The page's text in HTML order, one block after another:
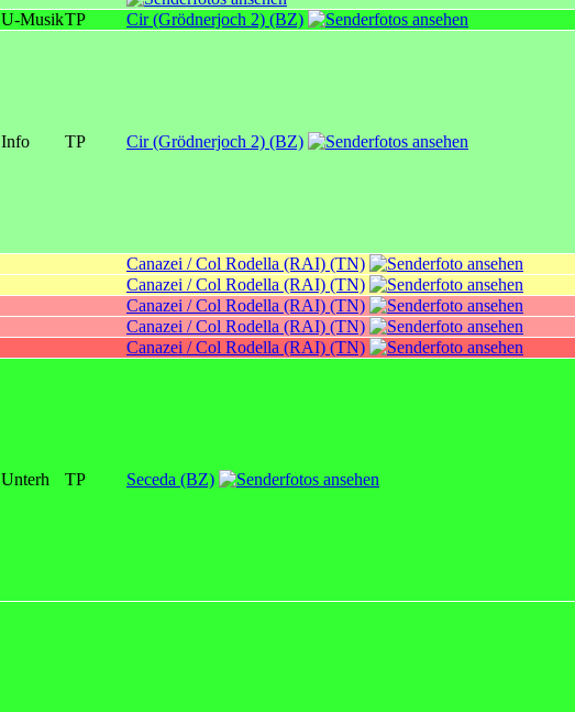
U-MusikTP Cir (Grödnerjoch 2) (BZ)
Info TP Cir (Grödnerjoch 2) (BZ)
Canazei / Col Rodella (RAI) (TN)
Canazei / Col Rodella (RAI) (TN)
Canazei / Col Rodella (RAI) (TN)
Canazei / Col Rodella (RAI) (TN)
Canazei / Col Rodella (RAI) (TN)
Unterh TP Seceda (BZ)